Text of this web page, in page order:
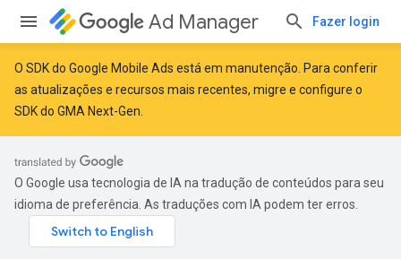
Ad Manager Fazer login
O SDK do Google Mobile Ads está em manutenção. Para conferir
as atualizações e recursos mais recentes, migre e configure o
SDK do GMA Next-Gen
O Google usa tecnologia de IA na tradução de conteúdos para seu
idioma de preferência. As traduções com IA podem ter erros.